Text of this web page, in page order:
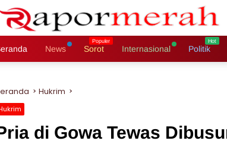
News Sorot Internasional Politik
Hukrim
di Gowa Tewas